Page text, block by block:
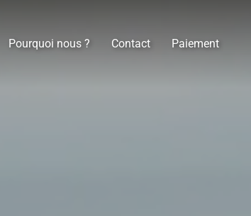
Pourquoi nous ? Contact Paiement